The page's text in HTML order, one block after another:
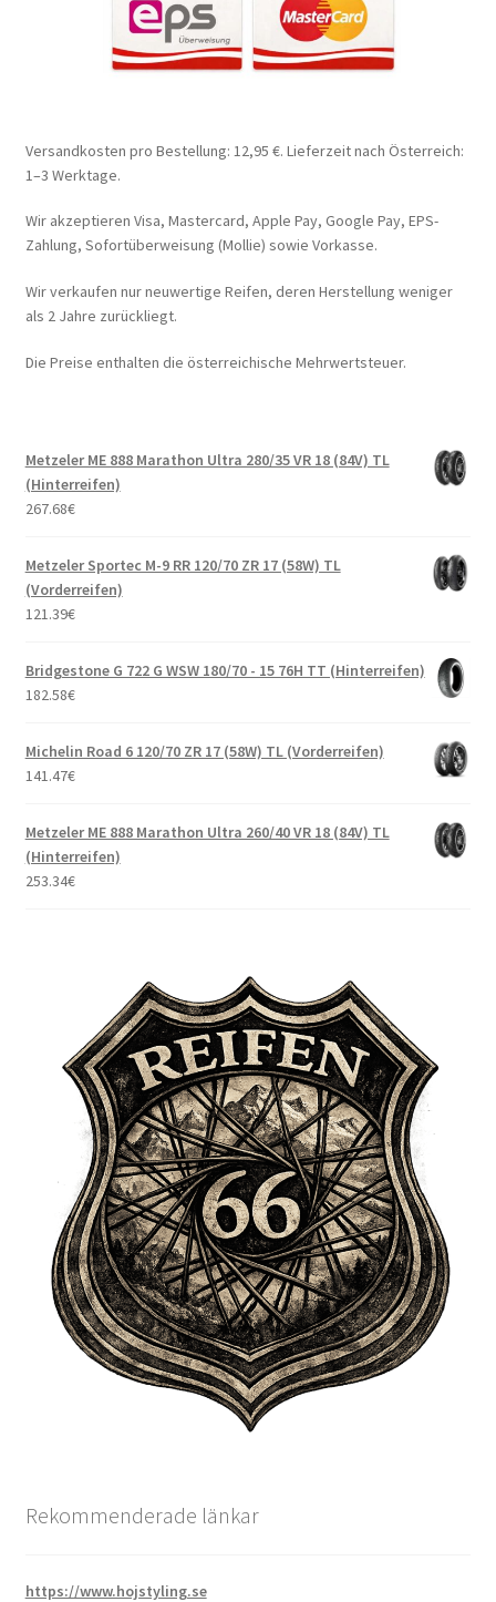
Versandkosten pro Bestellung: 12,95 €. Lieferzeit nach Österreich:
1–3 Werktage.
Wir akzeptieren Visa, Mastercard, Apple Pay, Google Pay, EPS-
Zahlung, Sofortüberweisung (Mollie) sowie Vorkasse.
Wir verkaufen nur neuwertige Reifen, deren Herstellung weniger
als 2 Jahre zurückliegt.
Die Preise enthalten die österreichische Mehrwertsteuer.
Metzeler ME 888 Marathon Ultra 280/35 VR 18 (84V) TL
(Hinterreifen)
267.68€
Metzeler Sportec M-9 RR 120/70 ZR 17 (58W) TL
(Vorderreifen)
121.39€
Bridgestone G 722 G WSW 180/70 - 15 76H TT (Hinterreifen)
182.58€
Michelin Road 6 120/70 ZR 17 (58W) TL (Vorderreifen)
141.47€
Metzeler ME 888 Marathon Ultra 260/40 VR 18 (84V) TL
(Hinterreifen)
253.34€
Rekommenderade länkar
https://www.hojstyling.se